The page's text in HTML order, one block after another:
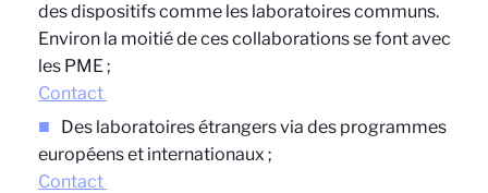
des dispositifs comme les laboratoires communs.
Environ la moitié de ces collaborations se font avec
les PME ;
Contact
Des laboratoires étrangers via des programmes
européens et internationaux ;
Contact